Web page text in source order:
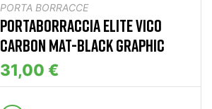
PORTA BORRACCE
PORTABORRACCIA ELITE VICO
CARBON MAT-BLACK GRAPHIC
31,00 €